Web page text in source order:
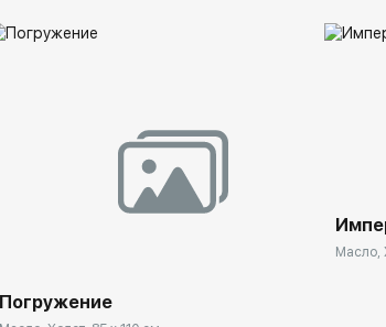
Погружение
Масло,